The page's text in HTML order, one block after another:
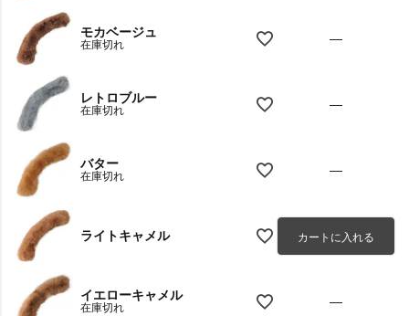
モカベージュ
在庫切れ —
レトロブルー
在庫切れ —
バター
在庫切れ —
ライトキャメル カートに入れる
イエローキャメル
在庫切れ —